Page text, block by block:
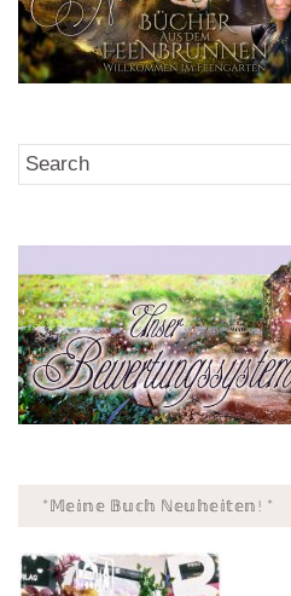
*𝕄𝕖𝕚𝕟𝕖 𝔹𝕦𝕔𝕙 ℕ𝕖𝕦𝕙𝕖𝕚𝕥𝕖𝕟! *